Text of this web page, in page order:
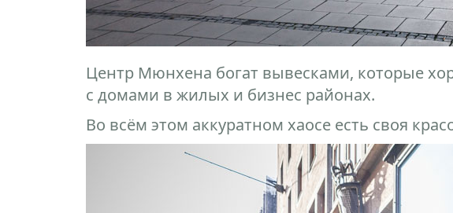
Центр Мюнхена богат вывесками, которые
с домами в жилых и бизнес районах.
Во всём этом аккуратном хаосе есть своя